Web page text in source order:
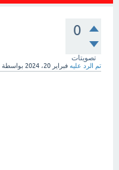
0
تصويتات
تم الرد عليه فبراير 20، 2024 بواسطة